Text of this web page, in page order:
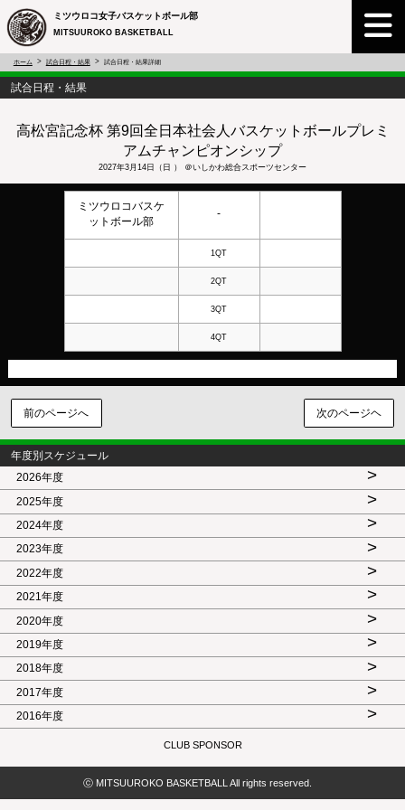
ミツウロコ女子バスケットボール部
MITSUUROKO BASKETBALL
ホーム 試合日程・結果 試合日程・結果詳細
試合日程・結果
高松宮記念杯 第9回全日本社会人バスケットボールプレミ
アムチャンピオンシップ
2027年3月14日（日 ） ＠いしかわ総合スポーツセンター
ミツウロコバスケ
ットボール部
-
1QT
2QT
3QT
4QT
前のページへ 次のページヘ
年度別スケジュール
2026年度
>
2025年度 >
2024年度 >
2023年度 >
2022年度 >
2021年度 >
2020年度 >
2019年度 >
2018年度 >
2017年度 >
2016年度 >
CLUB SPONSOR
ⓒ MITSUUROKO BASKETBALL All rights reserved.